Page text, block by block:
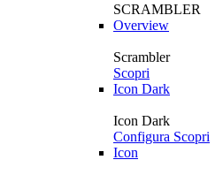
SCRAMBLER
Overview
Scrambler
Scopri
Icon Dark
Icon Dark
Configura Scopri
Icon